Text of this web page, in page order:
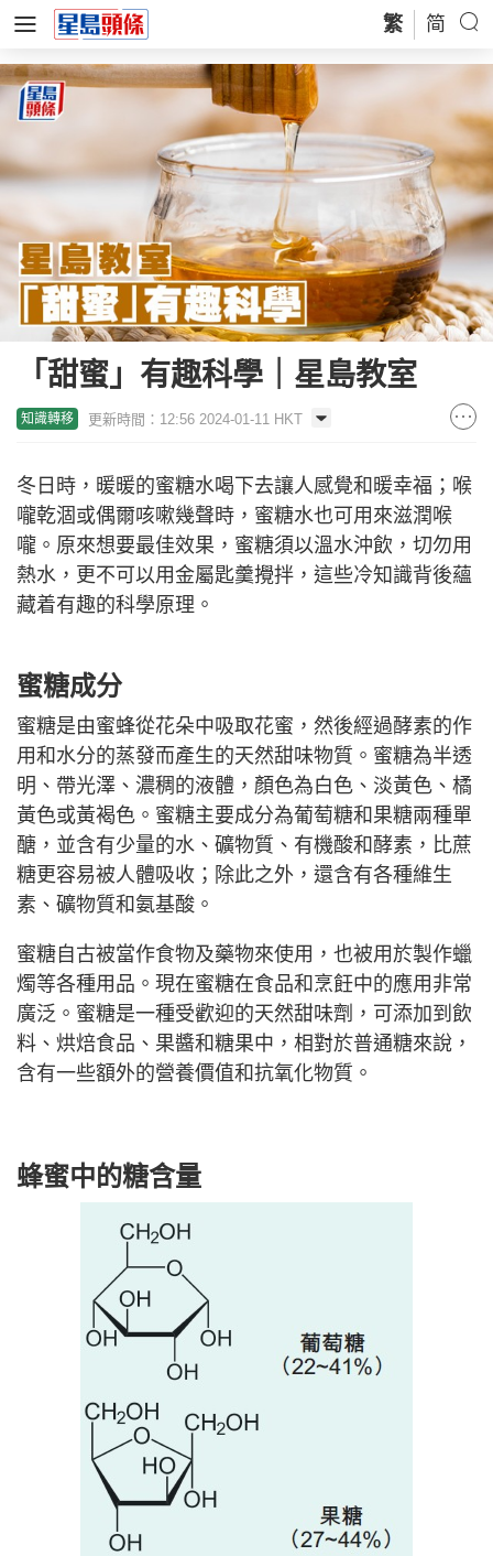
繁 简
「甜蜜」有趣科學｜星島教室
知識轉移 更新時間：12:56 2024-01-11 HKT
冬日時，暖暖的蜜糖水喝下去讓人感覺和暖幸福；喉
嚨乾涸或偶爾咳嗽幾聲時，蜜糖水也可用來滋潤喉
嚨。原來想要最佳效果，蜜糖須以溫水沖飲，切勿用
熱水，更不可以用金屬匙羹攪拌，這些冷知識背後蘊
藏着有趣的科學原理。
蜜糖成分
蜜糖是由蜜蜂從花朵中吸取花蜜，然後經過酵素的作
用和水分的蒸發而產生的天然甜味物質。蜜糖為半透
明、帶光澤、濃稠的液體，顏色為白色、淡黃色、橘
黃色或黃褐色。蜜糖主要成分為葡萄糖和果糖兩種單
醣，並含有少量的水、礦物質、有機酸和酵素，比蔗
糖更容易被人體吸收；除此之外，還含有各種維生
素、礦物質和氨基酸。
蜜糖自古被當作食物及藥物來使用，也被用於製作蠟
燭等各種用品。現在蜜糖在食品和烹飪中的應用非常
廣泛。蜜糖是一種受歡迎的天然甜味劑，可添加到飲
料、烘焙食品、果醬和糖果中，相對於普通糖來說，
含有一些額外的營養價值和抗氧化物質。
蜂蜜中的糖含量